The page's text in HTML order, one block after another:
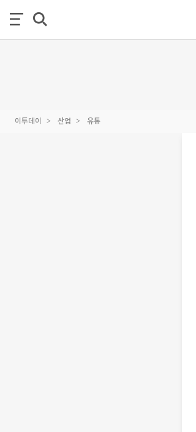
이투데이 산업 유통